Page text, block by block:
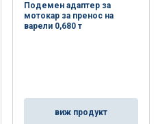
Подемен адаптер за
мотокар за пренос на
варели 0,680 т
виж продукт